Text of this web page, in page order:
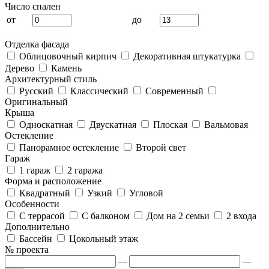
Число спален
от
до
Отделка фасада
Облицовочный кирпич
Декоративная штукатурка
Дерево
Камень
Архитектурный стиль
Русский
Классический
Современный
Оригинальный
Крыша
Односкатная
Двускатная Плоская
Вальмовая
Остекление
Панорамное остекление
Второй свет
Гараж
1 гараж
2 гаража
Форма и расположение
Квадратный
Узкий
Угловой
Особенности
С террасой
С балконом Дом на 2 семьи
2 входа
Дополнительно
Бассейн
Цокольный этаж
№ проекта
—
—